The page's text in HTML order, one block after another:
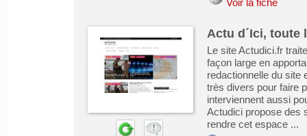
Voir la fiche
Actu d´Ici, toute
Le site Actudici.fr
façon large en
redactionnelle du site
très divers pour faire
interviennent aussi
Actudici propose des
rendre cet espace ...